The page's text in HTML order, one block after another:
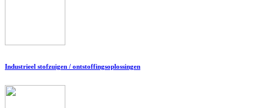
Industrieel stofzuigen / ontstoffingsoplossingen